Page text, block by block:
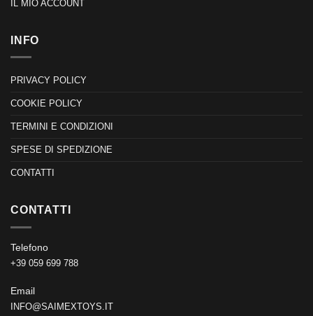
IL MIO ACCOUNT
INFO
PRIVACY POLICY
COOKIE POLICY
TERMINI E CONDIZIONI
SPESE DI SPEDIZIONE
CONTATTI
CONTATTI
Telefono
+39 059 699 788
Email
INFO@SAIMEXTOYS.IT